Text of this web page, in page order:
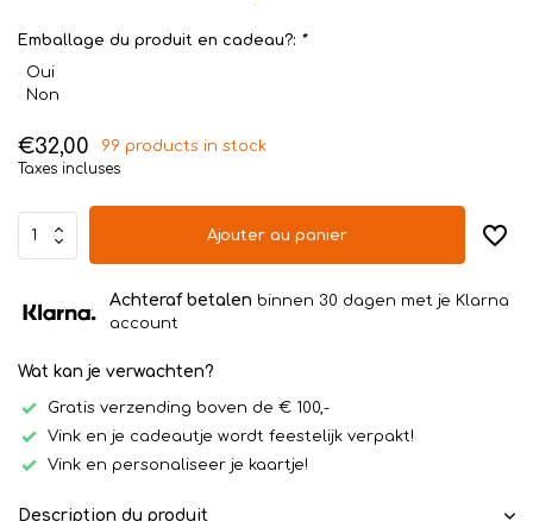
Emballage du produit en cadeau?: *
Oui
Non
€32,00
99 products in stock
Taxes incluses
Ajouter au panier
Achteraf betalen binnen 30 dagen met je Klarna
account
Wat kan je verwachten?
Gratis verzending boven de € 100,-
Vink en je cadeautje wordt feestelijk verpakt!
Vink en personaliseer je kaartje!
Description du produit